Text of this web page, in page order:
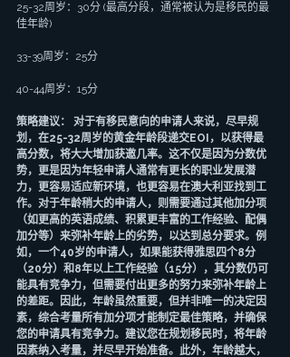
25-32周岁：30分 (最高分段，通常被认为是移民的最
佳年龄)
33-39周岁：25分
40-44周岁：15分
策略建议： 对于有移民意向的申请人来说，尽早规
划，在25-32周岁的黄金年龄段递交EOI，以获得最
高分数，将大大增加获邀几率。这不仅是因为分数优
势，更是因为年轻申请人通常有更长的职业发展潜
力，更容易适应新环境，也更容易在澳大利亚找到工
作。对于年龄稍大的申请人，则需要通过其他加分项
（如更高的英语成绩、积累更丰富的工作经验、配偶
加分等）来弥补年龄上的劣势，以达到总分要求。例
如，一个40岁的申请人，如果能获得雅思四个8分
（20分）和8年以上工作经验（15分），其分数仍可
能具有竞争力，但需要付出更多的努力来弥补年龄上
的差距。因此，年龄虽然重要，但并非唯一的决定因
素，综合考量所有加分项才能制定最佳策略，并确保
您的申请具有竞争力。建议您在规划移民时，将年龄
因素纳入考量，并尽早开始准备。此外，年龄越大，